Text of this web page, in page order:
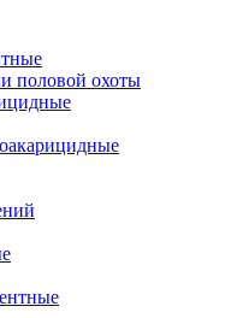
половой охоты